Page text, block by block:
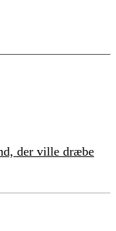
der ville dræbe